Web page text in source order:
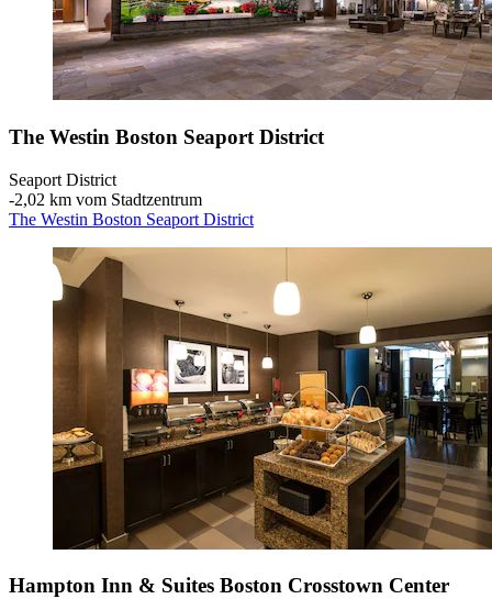
The Westin Boston Seaport District
Seaport District
‐2,02 km vom Stadtzentrum
The Westin Boston Seaport District
Hampton Inn & Suites Boston Crosstown Center